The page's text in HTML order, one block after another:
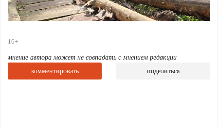
За один рабочий день команда волонтёров смогла
16+
мнение автора может не совпадать с мнением редакции
комментировать
поделиться